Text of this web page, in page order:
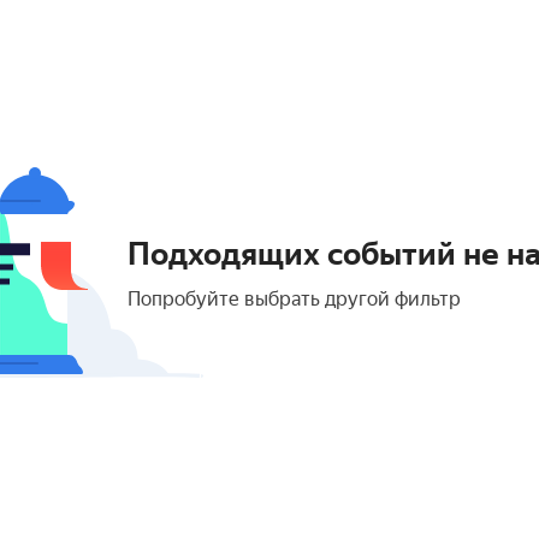
Подходящих событий не
Попробуйте выбрать другой фильтр